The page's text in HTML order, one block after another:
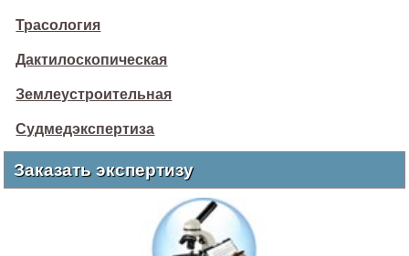
Трасология
Дактилоскопическая
Землеустроительная
Судмедэкспертиза
Заказать экспертизу